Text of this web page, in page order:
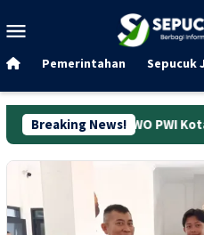
ke
Mobile
Pemerintahan Sepucuk
Breaking News!
SIWO PWI Kota Jambi, Jadi